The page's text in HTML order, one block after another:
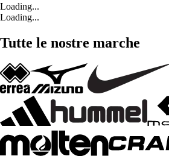
Loading...
Loading...
Tutte le nostre marche